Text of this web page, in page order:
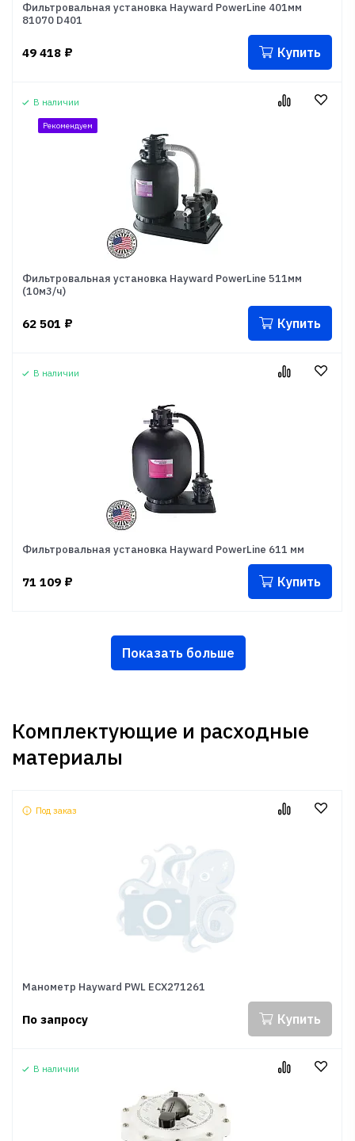
Фильтровальная установка Hayward PowerLine 401мм
81070 D401
49 418 ₽ Купить
В наличии
Рекомендуем
Фильтровальная установка Hayward PowerLine 511мм
(10м3/ч)
62 501 ₽ Купить
В наличии
Фильтровальная установка Hayward PowerLine 611 мм
71 109 ₽ Купить
Показать больше
Комплектующие и расходные
материалы
Под заказ
Манометр Hayward PWL ECX271261
По запросу Купить
В наличии